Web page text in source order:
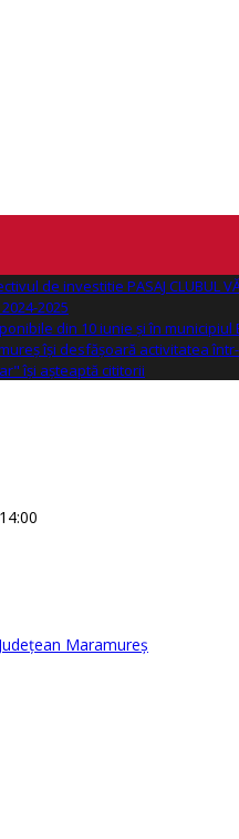
de investitie PASAJ CLUBUL
2025
din 10 iunie și în municipiul
își desfășoară activitatea
își așteaptă cititorii